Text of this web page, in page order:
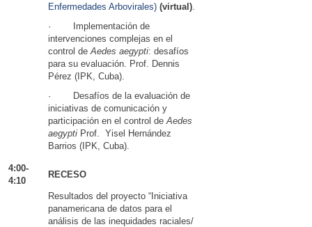
Enfermedades Arbovirales) (virtual).
· Implementación de
intervenciones complejas en el
control deAedes aegypti: desafíos
para su evaluación. Prof. Dennis
Pérez (IPK, Cuba).
· Desafíos de la evaluación de
iniciativas de comunicación y
participación en el control deAedes
aegypti Prof. Yisel Hernández
Barrios (IPK, Cuba).
4:00-
4:10
RECESO
Resultados del proyecto “Iniciativa
panamericana de datos para el
análisis de las inequidades raciales/